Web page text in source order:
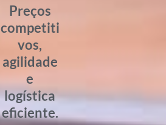
Preços
competiti
vos,
agilidade
e
logística
eficiente.